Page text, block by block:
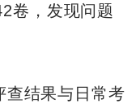
卷，发现问题
查结果与日常考